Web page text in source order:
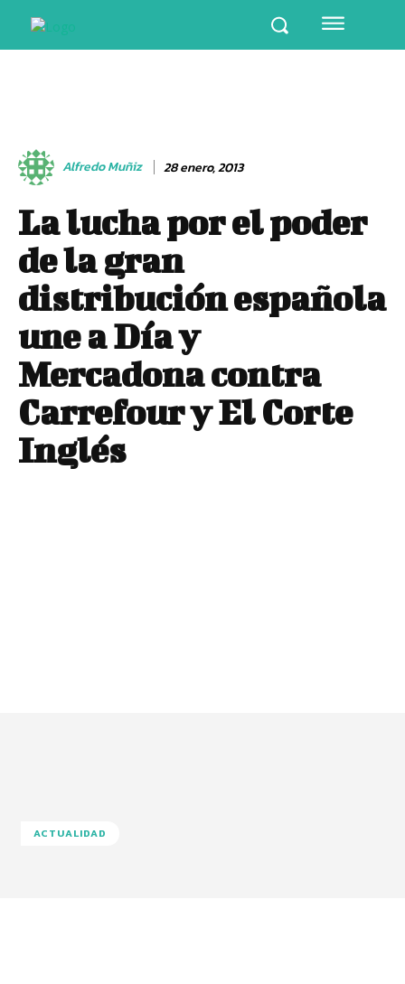
Alfredo Muñiz 28 enero, 2013
La lucha por el poder
de la gran
distribución española
une a Día y
Mercadona contra
Carrefour y El Corte
Inglés
ACTUALIDAD